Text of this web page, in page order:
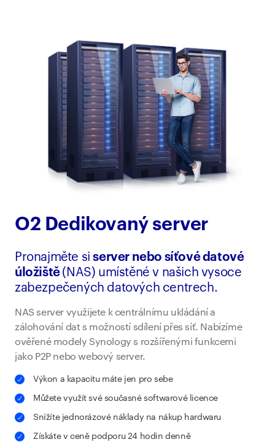
O2 Dedikovaný server
Pronajměte siserver nebo síťové datové
úložiště (NAS) umístěné v našich vysoce
zabezpečených datových centrech.
NAS server využijete k centrálnímu ukládání a
zálohování dat s možností sdílení přes síť. Nabízíme
ověřené modely Synology s rozšířenými funkcemi
jako P2P nebo webový server.
Výkon a kapacitu máte jen pro sebe
Můžete využít své současné softwarové licence
Snížíte jednorázové náklady na nákup hardwaru
Získáte v ceně podporu 24 hodin denně